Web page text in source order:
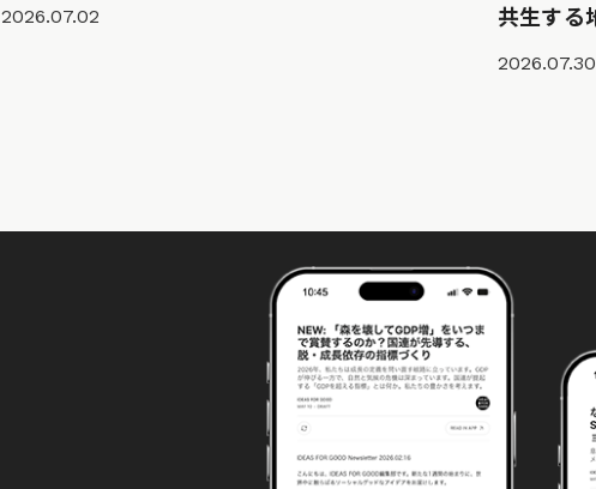
2026.07.02
共生する
2026.07.30